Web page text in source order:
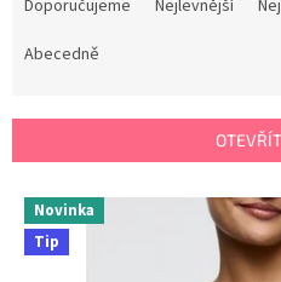
r
Doporučujeme Nejlevnější
Abecedně
V
p
Novinka
Tip